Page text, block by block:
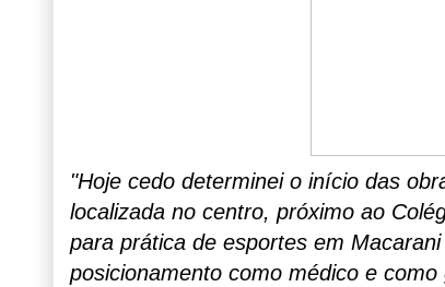
"Hoje cedo determinei o início das
localizada no centro, próximo ao
para prática de esportes em
posicionamento como médico e